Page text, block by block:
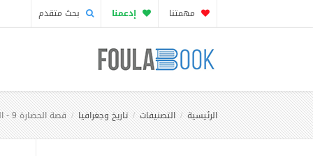
مهمتنا إدعمنا بحث متقدم
الرئيسية التصنيفات تاريخ وجغرافيا قصة الحضارة 9 - المجلد الثالث - ج1: قيصر والمسيح أو الحضارة الرومانية